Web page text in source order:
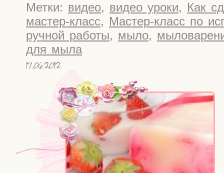
Метки: видео, видео уроки, Как
мастер-класс, Мастер-класс по
ручной работы, мыло,
для мыла
17.06.2012